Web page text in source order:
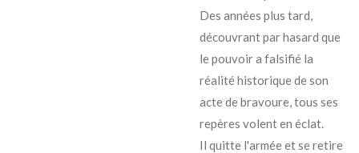
Des années plus tard,
découvrant par hasard que
le pouvoir a falsifié la
réalité historique de son
acte de bravoure, tous ses
repères volent en éclat.
Il quitte l'armée et se retire